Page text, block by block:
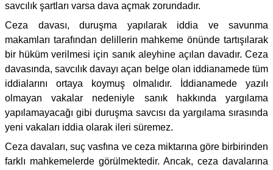
savcılık şartları varsa dava açmak zorundadır.
Ceza davası, duruşma yapılarak iddia ve savunma
makamları tarafından delillerin mahkeme önünde tartışılarak
bir hüküm verilmesi için sanık aleyhine açılan davadır. Ceza
davasında, savcılık davayı açan belge olan iddianamede tüm
iddialarını ortaya koymuş olmalıdır. İddianamede yazılı
olmayan vakalar nedeniyle sanık hakkında yargılama
yapılamayacağı gibi duruşma savcısı da yargılama sırasında
yeni vakaları iddia olarak ileri süremez.
Ceza davaları, suç vasfına ve ceza miktarına göre birbirinden
farklı mahkemelerde görülmektedir. Ancak, ceza davalarına